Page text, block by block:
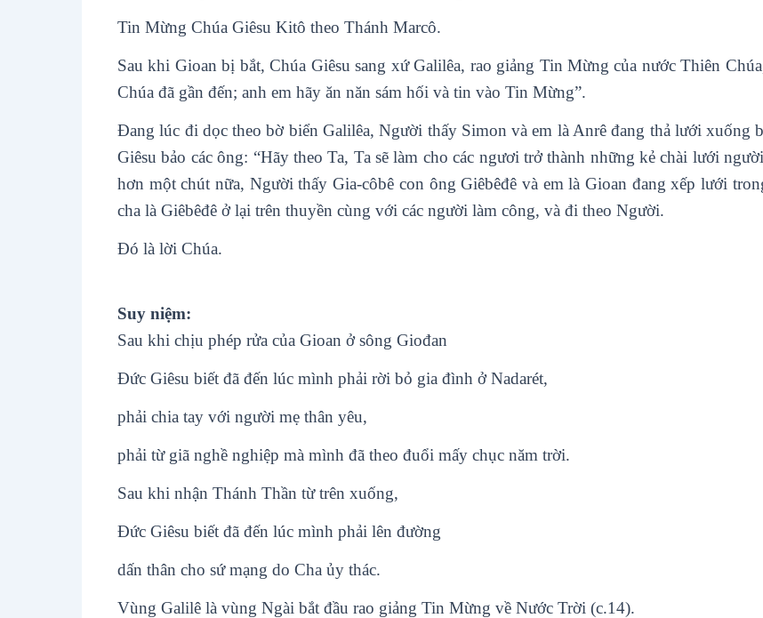
Tin Mừng Chúa Giêsu Kitô theo Thánh Marcô.
Sau khi Gioan bị bắt, Chúa Giêsu sang xứ Galilêa, rao giảng Tin Mừng của nước Thiên
Chúa đã gần đến; anh em hãy ăn năn sám hối và tin vào Tin Mừng”.
Ðang lúc đi dọc theo bờ biển Galilêa, Người thấy Simon và em là Anrê đang thả lưới xuống
Giêsu bảo các ông: “Hãy theo Ta, Ta sẽ làm cho các ngươi trở thành những kẻ chài lưới
hơn một chút nữa, Người thấy Gia-côbê con ông Giêbêđê và em là Gioan đang xếp lưới
cha là Giêbêđê ở lại trên thuyền cùng với các người làm công, và đi theo Người.
Ðó là lời Chúa.
Suy niệm:
Sau khi chịu phép rửa của Gioan ở sông Giođan
Đức Giêsu biết đã đến lúc mình phải rời bỏ gia đình ở Nadarét,
phải chia tay với người mẹ thân yêu,
phải từ giã nghề nghiệp mà mình đã theo đuổi mấy chục năm trời.
Sau khi nhận Thánh Thần từ trên xuống,
Đức Giêsu biết đã đến lúc mình phải lên đường
dấn thân cho sứ mạng do Cha ủy thác.
Vùng Galilê là vùng Ngài bắt đầu rao giảng Tin Mừng về Nước Trời (c.14).